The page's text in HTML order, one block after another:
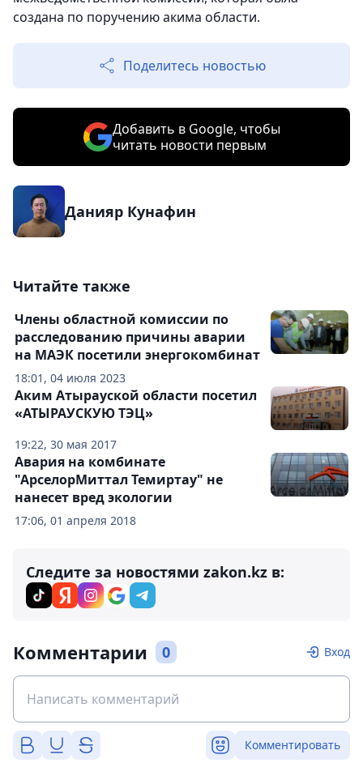
создана по поручению акима области.
Поделитесь новостью
Добавить в Google, чтобы
читать новости первым
Данияр Кунафин
Читайте также
18:01, 04 июля 2023
Члены областной комиссии по
расследованию причины аварии
на МАЭК посетили энергокомбинат
19:22, 30 мая 2017
Аким Атырауской области посетил
«АТЫРАУСКУЮ ТЭЦ»
17:06, 01 апреля 2018
Авария на комбинате
"АрселорМиттал Темиртау" не
нанесет вред экологии
Следите за новостями zakon.kz в:
Комментарии 0 Вход
Комментировать